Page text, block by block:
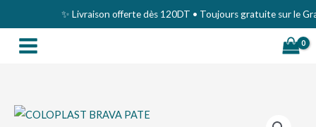
au
contenu
✨ Livraison offerte dès 120DT • Toujours gratuite sur le
quantité